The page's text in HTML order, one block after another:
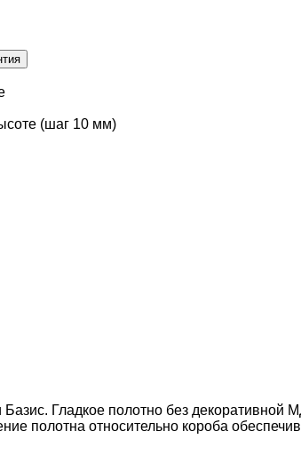
(шаг 10 мм)
Базис. Гладкое полотно без
полотна относительно короба